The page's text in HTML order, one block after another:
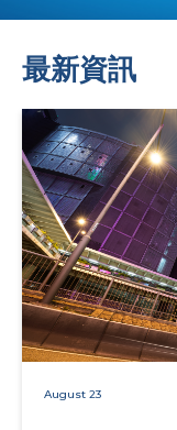
最新資訊
August 23